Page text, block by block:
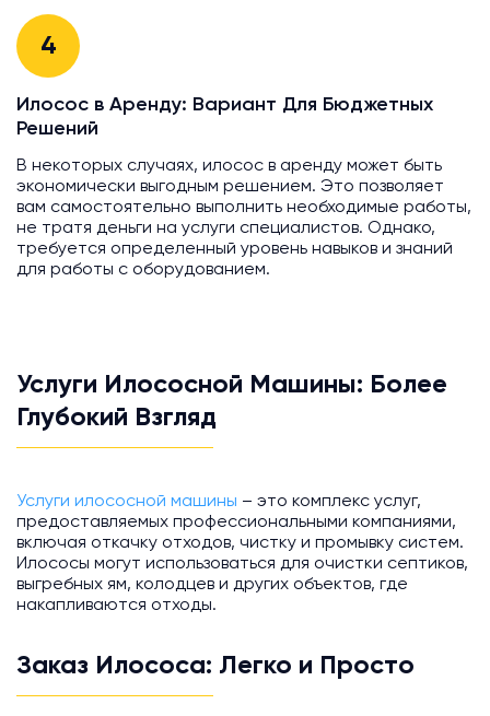
4
Илосос в Аренду: Вариант Для Бюджетных
Решений
В некоторых случаях, илосос в аренду может быть
экономически выгодным решением. Это позволяет
вам самостоятельно выполнить необходимые работы,
не тратя деньги на услуги специалистов. Однако,
требуется определенный уровень навыков и знаний
для работы с оборудованием.
Услуги Илососной Машины: Более
Глубокий Взгляд
Услуги илососной машины – это комплекс услуг,
предоставляемых профессиональными компаниями,
включая откачку отходов, чистку и промывку систем.
Илососы могут использоваться для очистки септиков,
выгребных ям, колодцев и других объектов, где
накапливаются отходы.
Заказ Илососа: Легко и Просто